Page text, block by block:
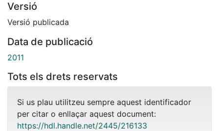
Versió
Versió publicada
Data de publicació
2011
Tots els drets reservats
Si us plau utilitzeu sempre aquest identificador
per citar o enllaçar aquest document:
https://hdl.handle.net/2445/216133